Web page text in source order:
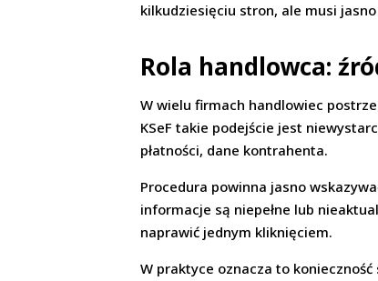
kilkudziesięciu stron, ale musi
Rola handlowca:
W wielu firmach handlowiec
KSeF takie podejście jest
płatności, dane kontrahenta.
Procedura powinna jasno
informacje są niepełne lub
naprawić jednym kliknięciem.
W praktyce oznacza to